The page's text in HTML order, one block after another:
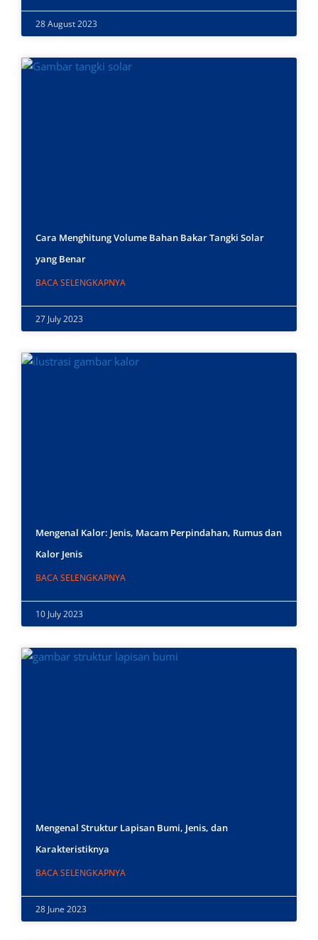
28 August 2023
Cara Menghitung Volume Bahan Bakar Tangki Solar
yang Benar
BACA SELENGKAPNYA
27 July 2023
Mengenal Kalor: Jenis, Macam Perpindahan, Rumus dan
Kalor Jenis
BACA SELENGKAPNYA
10 July 2023
Mengenal Struktur Lapisan Bumi, Jenis, dan
Karakteristiknya
BACA SELENGKAPNYA
28 June 2023